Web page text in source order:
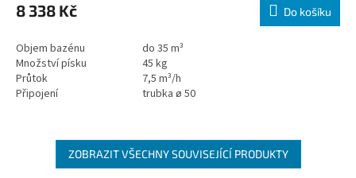
8 338 Kč Do košíku
Objem bazénu
do 35 m³
Množství písku
45 kg
Průtok
7,5 m³/h
Připojení
trubka ø 50
ZOBRAZIT VŠECHNY SOUVISEJÍCÍ PRODUKTY